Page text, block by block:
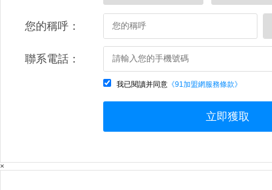
您的稱呼：
聯系電話：
我已閱讀并同意 《91加盟網服務條款》
立即獲取
×